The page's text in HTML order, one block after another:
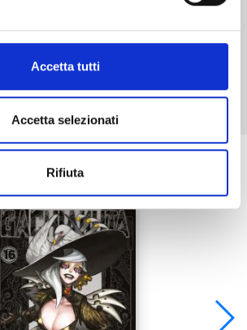
Accetta tutti
Accetta selezionati
Rifiuta
Mostra tutto
prova anche: